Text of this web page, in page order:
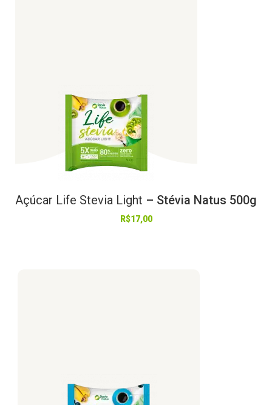
Açúcar Life Stevia Light – Stévia Natus 500g
R$17,00